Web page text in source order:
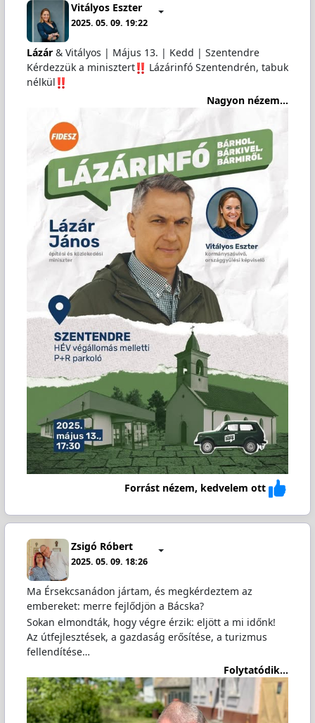
Vitályos Eszter
2025. 05. 09. 19:22
Lázár& Vitályos | Május 13. | Kedd | Szentendre
Kérdezzük a minisztert
️ Lázárinfó Szentendrén, tabuk
nélkül
Nagyon nézem...
Forrást nézem, kedvelem ott
Zsigó Róbert
2025. 05. 09. 18:26
Ma Érsekcsanádon jártam, és megkérdeztem az
embereket: merre fejlődjön a Bácska?
Sokan elmondták, hogy végre érzik: eljött a mi időnk!
Az útfejlesztések, a gazdaság erősítése, a turizmus
fellendítése…
Folytatódik...